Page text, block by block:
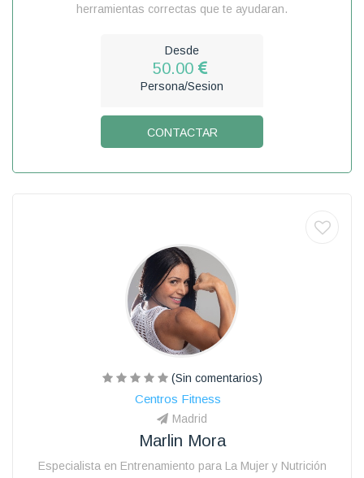
herramientas correctas que te ayudaran.
Desde
50.00
Persona/Sesion
CONTACTAR
(Sin comentarios)
Centros Fitness
Madrid
Marlin Mora
Especialista en Entrenamiento para La Mujer y Nutrición